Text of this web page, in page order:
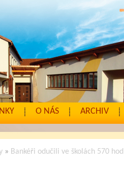
O NÁS ARCHIV
» Bankéři odučili ve školách 570